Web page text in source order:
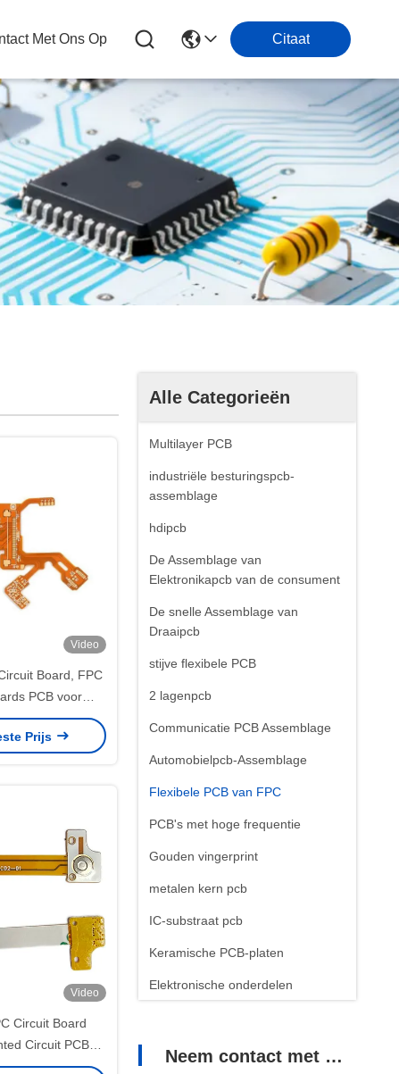
Met Ons Op Citaat
Alle Categorieën
Multilayer PCB
industriële besturingspcb-
assemblage
hdipcb
De Assemblage van
Elektronikapcb van de consument
De snelle Assemblage van
Draaipcb
stijve flexibele PCB
2 lagenpcb
Communicatie PCB Assemblage
Automobielpcb-Assemblage
Flexibele PCB van FPC
PCB's met hoge frequentie
Gouden vingerprint
metalen kern pcb
IC-substraat pcb
Keramische PCB-platen
Elektronische onderdelen
Neem contact met ons op
Video
Board, FPC
PCB voor
Prijs
Video
Circuit Board
Circuit PCB
pacemaker